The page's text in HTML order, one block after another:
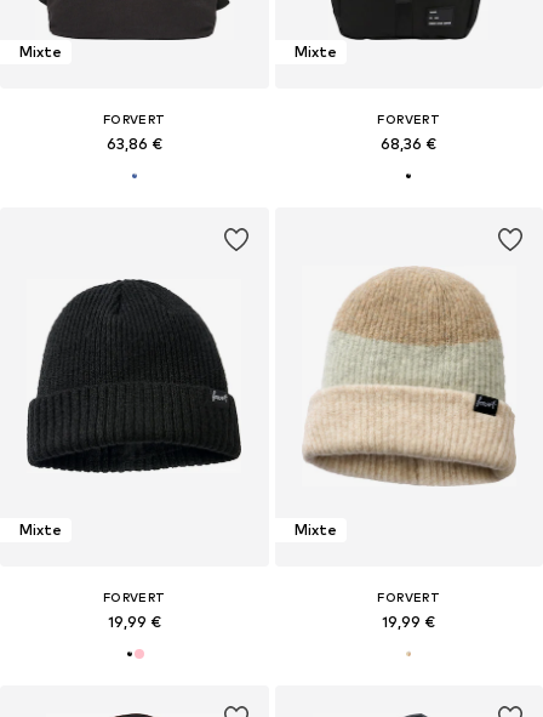
Mixte
FORVERT
63,86 €
Mixte
FORVERT
68,36 €
Mixte
FORVERT
19,99 €
Mixte
FORVERT
19,99 €